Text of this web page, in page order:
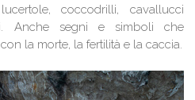
coccodrilli, cavallucci
Anche segni e simboli che
la morte, la fertilità e la caccia.